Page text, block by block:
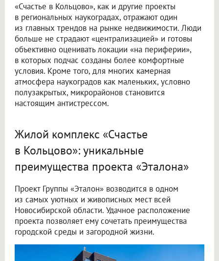
«Счастье в Кольцово», как и другие проекты
в региональных наукоградах, отражают один
из главных трендов на рынке недвижимости. Люди
больше не страдают «централизацией» и готовы
объективно оценивать локации «на периферии»,
в которых подчас созданы более комфортные
условия. Кроме того, для многих камерная
атмосфера наукоградов как маленьких, условно
полузакрытых, микрорайонов становится
настоящим антистрессом.
Жилой комплекс «Счастье
в Кольцово»: уникальные
преимущества проекта «Эталона»
Проект Группы «Эталон» возводится в одном
из самых уютных и живописных мест всей
Новосибирской области. Удачное расположение
проекта позволяет ему сочетать преимущества
городской среды и загородной жизни.